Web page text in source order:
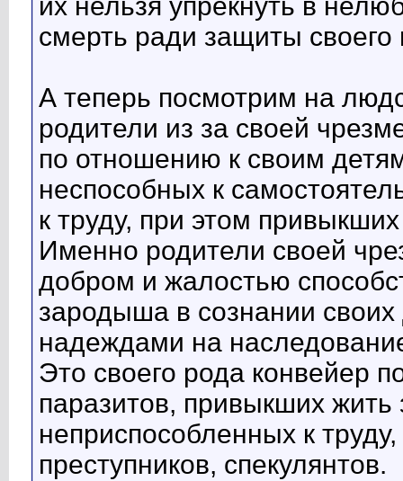
их нельзя упрекнуть в
смерть ради защиты своего
А теперь посмотрим на
родители из за своей
по отношению к своим
неспособных к
к труду, при этом
Именно родители своей
добром и жалостью
зародыша в сознании
надеждами на
Это своего рода конвейер
паразитов, привыкших жить
неприспособленных к
преступников, спекулянтов.